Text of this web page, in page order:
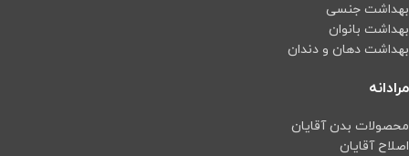
بهداشت جنسی
بهداشت بانوان
بهداشت دهان و دندان
مرادانه
محصولات بدن آقایان
اصلاح آقایان